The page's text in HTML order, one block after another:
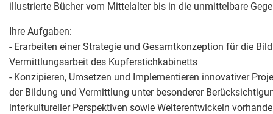
illustrierte Bücher vom Mittelalter bis in die unmittelbare
Ihre Aufgaben:
- Erarbeiten einer Strategie und Gesamtkonzeption für die
Vermittlungsarbeit des Kupferstichkabinetts
- Konzipieren, Umsetzen und Implementieren innovativer
der Bildung und Vermittlung unter besonderer
interkultureller Perspektiven sowie Weiterentwickeln